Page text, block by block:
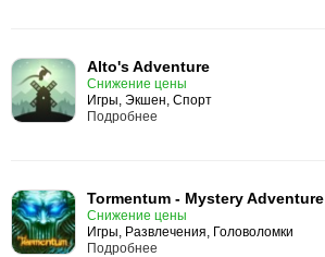
Alto's Adventure
Снижение цены
Игры, Экшен, Спорт
Подробнее
Tormentum - Mystery Adventure
Снижение цены
Игры, Развлечения, Головоломки
Подробнее